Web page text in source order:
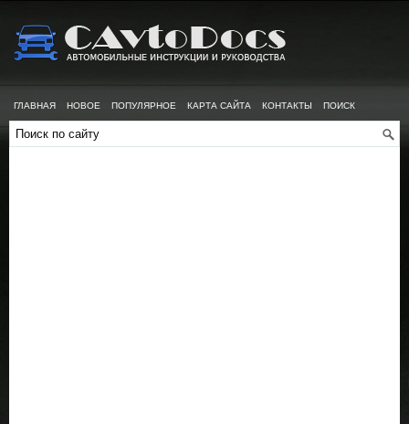
ГЛАВНАЯ НОВОЕ ПОПУЛЯРНОЕ КАРТА САЙТА КОНТАКТЫ ПОИСК